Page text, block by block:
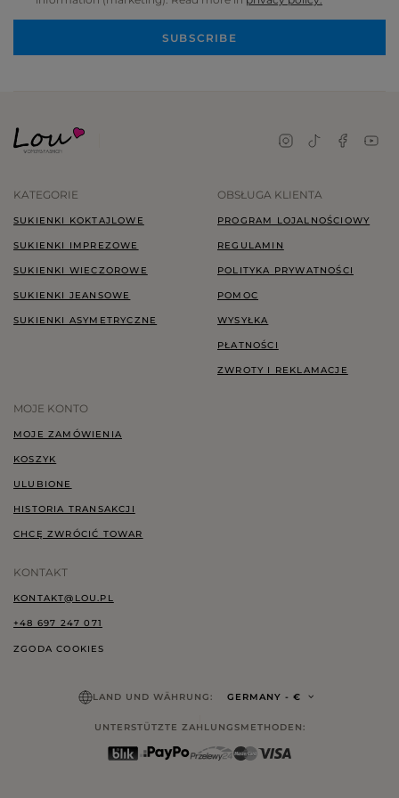
SUBSCRIBE
KATEGORIE
SUKIENKI KOKTAJLOWE
SUKIENKI IMPREZOWE
SUKIENKI WIECZOROWE
SUKIENKI JEANSOWE
SUKIENKI ASYMETRYCZNE
OBSŁUGA KLIENTA
PROGRAM LOJALNOŚCIOWY
REGULAMIN
POLITYKA PRYWATNOŚCI
POMOC
WYSYŁKA
PŁATNOŚCI
ZWROTY I REKLAMACJE
MOJE KONTO
MOJE ZAMÓWIENIA
KOSZYK
ULUBIONE
HISTORIA TRANSAKCJI
CHCĘ ZWRÓCIĆ TOWAR
KONTAKT
KONTAKT@LOU.PL
+48 697 247 071
ZGODA COOKIES
LAND UND WÄHRUNG: GERMANY - €
UNTERSTÜTZTE ZAHLUNGSMETHODEN: